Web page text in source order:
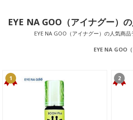
EYE NA GOO（アイナグー）
EYE NA GOO（アイナグー）の人気商品
EYE NA GOO
1 2